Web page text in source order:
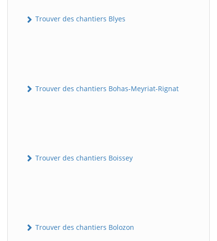
Trouver des chantiers Blyes
Trouver des chantiers Bohas-Meyriat-Rignat
Trouver des chantiers Boissey
Trouver des chantiers Bolozon